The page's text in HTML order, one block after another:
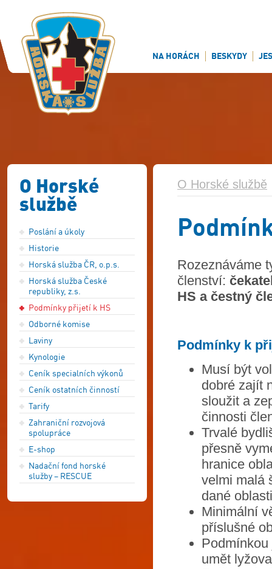
NA HORÁCH BESKYDY
O Horské
službě
Poslání a úkoly
Historie
Horská služba ČR, o.p.s.
Horská služba České
republiky, z.s.
Podmínky přijetí k HS
Odborné komise
Laviny
Kynologie
Ceník specialních výkonů
Ceník ostatních činností
Tarify
Zahraniční rozvojová
spolupráce
E-shop
Nadační fond horské
služby – RESCUE
O Horské službě
Rozeznáváme
členství:
HS a čestný
Podmínky k
Musí být
dobré zajít
sloužit a
činnosti
Trvalé
přesně
hranice
velmi malá
dané
Minimální
příslušné
umět